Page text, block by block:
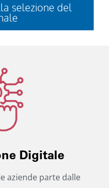
selezione del
Digitale
aziende parte dalle